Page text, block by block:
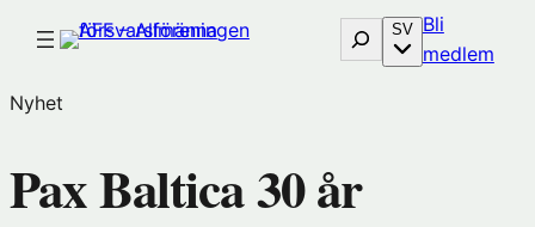
Sök SV Bli
medlem
Nyhet
Pax Baltica 30 år